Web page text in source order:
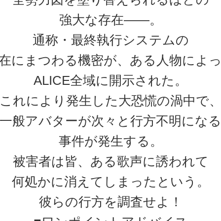
強大な存在――。
通称・最終執行システムの
にまつわる機密が、ある人物によ
ALICE全域に開示された。
れにより発生した大恐慌の渦中で、
一般アバターが次々と行方不明になる
事件が発生する。
被害者は皆、ある歌声に誘われて
何処かに消えてしまったという。
彼らの行方を調査せよ！